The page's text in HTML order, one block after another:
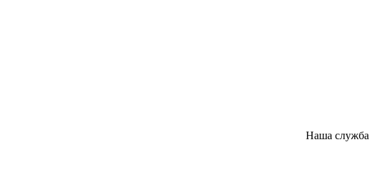
Наша служба